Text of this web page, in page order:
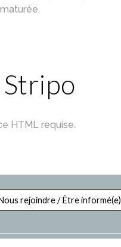
Stripo
HTML requise.
rejoindre / Être informé(e)